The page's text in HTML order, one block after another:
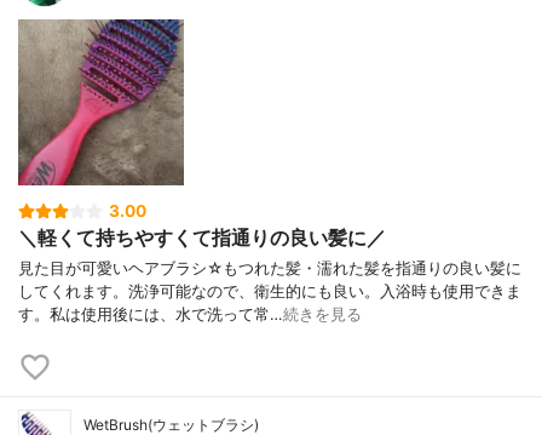
3.00
＼軽くて持ちやすくて指通りの良い髪に／
見た目が可愛いヘアブラシ☆もつれた髪・濡れた髪を指通りの良い髪に
してくれます。洗浄可能なので、衛生的にも良い。入浴時も使用できま
す。私は使用後には、水で洗って常…続きを見る
WetBrush(ウェットブラシ)